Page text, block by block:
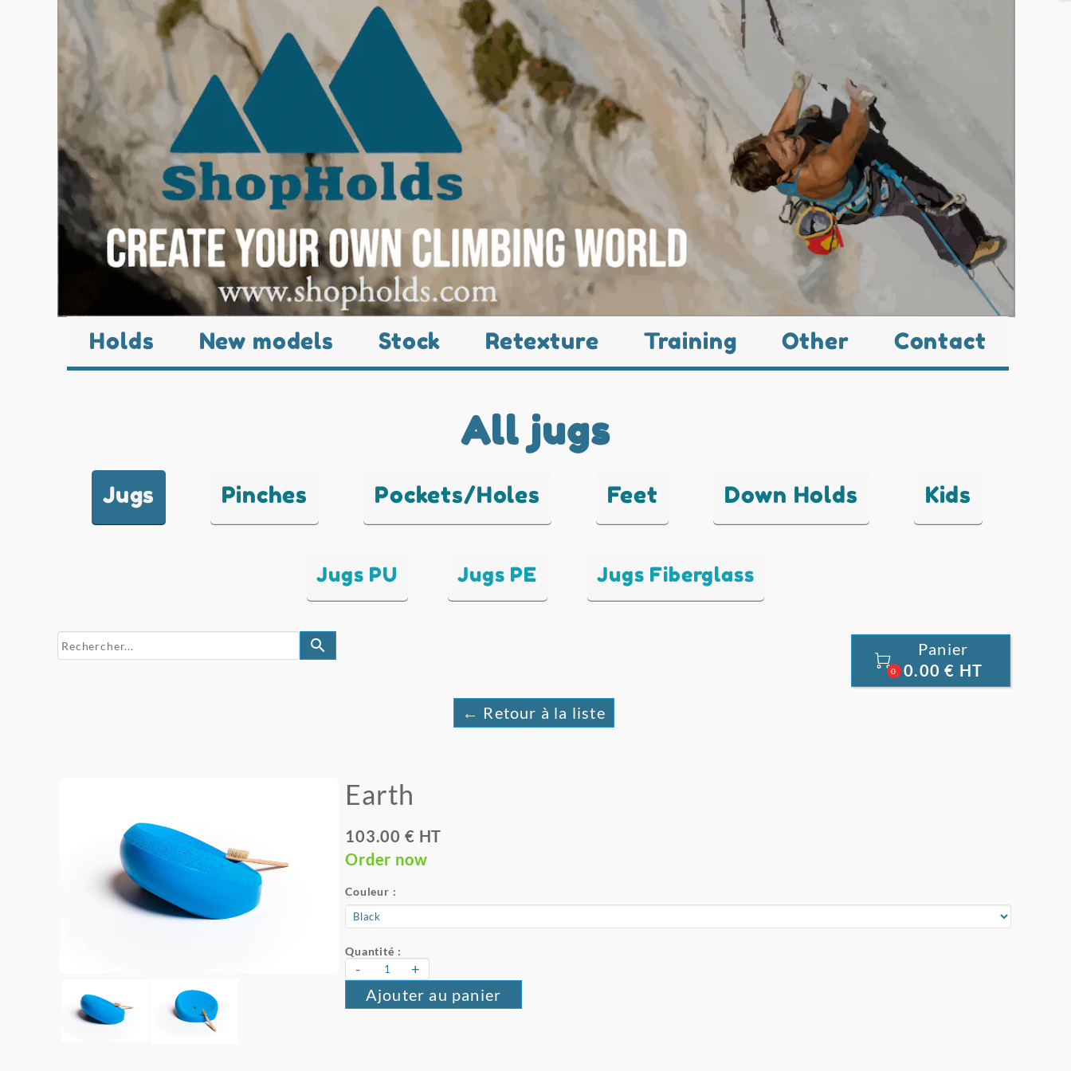
Holds New models Stock Retexture Training Other Contact
Jugs Pinches Pockets/Holes Feet Down Holds Kids
Jugs PU Jugs PE Jugs Fiberglass
All jugs
search

0
Panier
0.00 € HT
← Retour à la liste
Earth
103.00 € HT
Order now
Couleur :
Quantité :
- +
Ajouter au panier